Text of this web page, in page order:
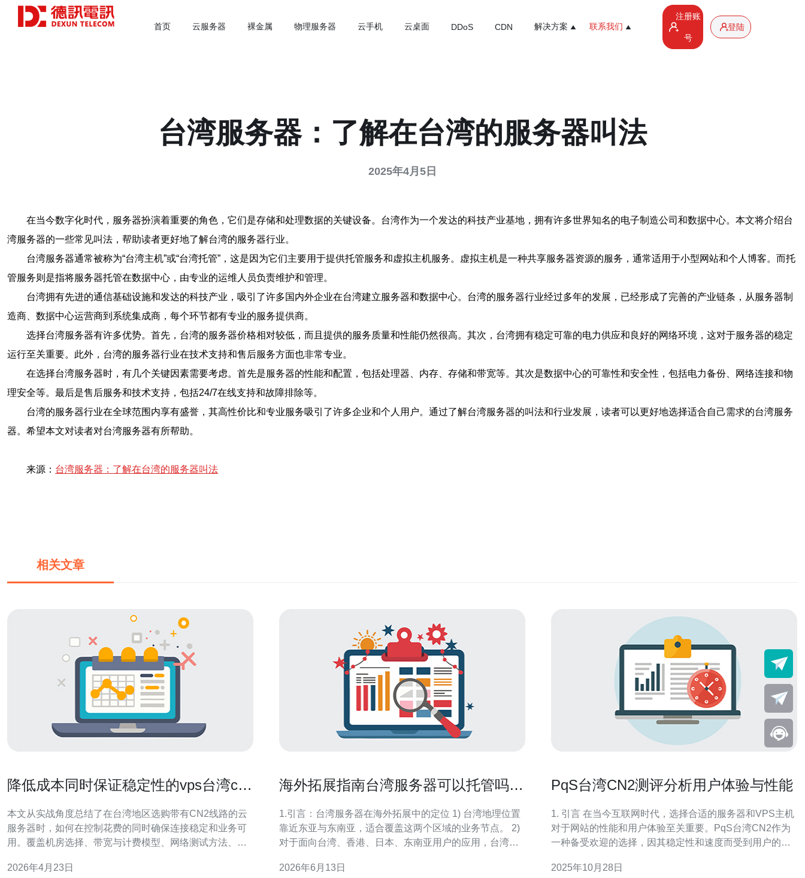
首页 云服务器 裸金属 物理服务器 云手机 云桌面 DDoS CDN 解决方案 联系我们
注册账
号
登陆
台湾服务器：了解在台湾的服务器叫法
2025年4月5日
在当今数字化时代，服务器扮演着重要的角色，它们是存储和处理数据的关键设备。台湾作为一个发达的科技产业基地，拥有许多世界知名的电子制造公司和数据中心。本文将介绍台
湾服务器的一些常见叫法，帮助读者更好地了解台湾的服务器行业。
台湾服务器通常被称为“台湾主机”或“台湾托管”，这是因为它们主要用于提供托管服务和虚拟主机服务。虚拟主机是一种共享服务器资源的服务，通常适用于小型网站和个人博客。而托
管服务则是指将服务器托管在数据中心，由专业的运维人员负责维护和管理。
台湾拥有先进的通信基础设施和发达的科技产业，吸引了许多国内外企业在台湾建立服务器和数据中心。台湾的服务器行业经过多年的发展，已经形成了完善的产业链条，从服务器制
造商、数据中心运营商到系统集成商，每个环节都有专业的服务提供商。
选择台湾服务器有许多优势。首先，台湾的服务器价格相对较低，而且提供的服务质量和性能仍然很高。其次，台湾拥有稳定可靠的电力供应和良好的网络环境，这对于服务器的稳定
运行至关重要。此外，台湾的服务器行业在技术支持和售后服务方面也非常专业。
在选择台湾服务器时，有几个关键因素需要考虑。首先是服务器的性能和配置，包括处理器、内存、存储和带宽等。其次是数据中心的可靠性和安全性，包括电力备份、网络连接和物
理安全等。最后是售后服务和技术支持，包括24/7在线支持和故障排除等。
台湾的服务器行业在全球范围内享有盛誉，其高性价比和专业服务吸引了许多企业和个人用户。通过了解台湾服务器的叫法和行业发展，读者可以更好地选择适合自己需求的台湾服务
器。希望本文对读者对台湾服务器有所帮助。
来源： 台湾服务器：了解在台湾的服务器叫法
相关文章
降低成本同时保证稳定性的vps台湾cn2
本文从实战角度总结了在台湾地区选购带有CN2线路的云
服务器时，如何在控制花费的同时确保连接稳定和业务可
用。覆盖机房选择、带宽与计费模型、网络测试方法、厂
工程师和站长快速做决策。 为什么选择有CN2线路的台湾
2026年4月23日
海外拓展指南台湾服务器可以托管吗对
1.引言：台湾服务器在海外拓展中的定位 1) 台湾地理位置
靠近东亚与东南亚，适合覆盖这两个区域的业务节点。 2)
对于面向台湾、香港、日本、东南亚用户的应用，台湾机
考虑跨区域备援与多线下发。 4) 业务连续性（BC）评估
2026年6月13日
PqS台湾CN2测评分析用户体验与性能
1. 引言 在当今互联网时代，选择合适的服务器和VPS主机
对于网站的性能和用户体验至关重要。PqS台湾CN2作为
一种备受欢迎的选择，因其稳定性和速度而受到用户的青
现，并通过具体数据和真实案例进行说明。 2. PqS台湾
2025年10月28日